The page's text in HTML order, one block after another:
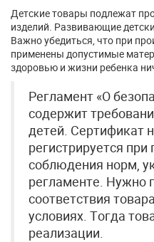
Детские товары подлежат
изделий. Развивающие
Важно убедиться, что при
применены допустимые
здоровью и жизни ребенка
Регламент «О
содержит
детей. Сертификат
регистрируется
соблюдения норм,
регламенте. Нужно
соответствия
условиях. Тогда
реализации.